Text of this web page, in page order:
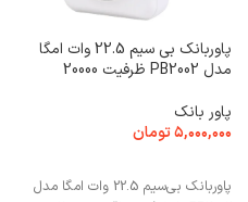
پاوربانک بی‌ سیم 22.5 وات امگا
مدل PB2002 ظرفیت 20000
پاور بانک
۵,۰۰۰,۰۰۰تومان
پاوربانک بی‌سیم 22.5 وات امگا مدل